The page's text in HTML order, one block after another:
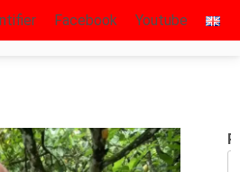
Facebook Youtube